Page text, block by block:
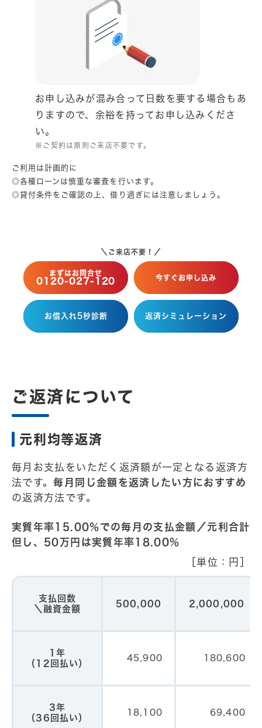
お申し込みが混み合って日数を要する場合もあ
りますので、余裕を持ってお申し込みくださ
い。
※ご契約は原則ご来店不要です。
ご利用は計画的に
◎各種ローンは慎重な審査を行います。
◎貸付条件をご確認の上、借り過ぎには注意しましょう。
＼ご来店不要！／
まずはお問合せ
0120-027-120 今すぐお申し込み
お借入れ5秒診断 返済シミュレーション
ご返済について
元利均等返済
毎月お支払をいただく返済額が一定となる返済方
法です。毎月同じ金額を返済したい方におすすめ
の返済方法です。
実質年率15.00%での毎月の支払金額／元利合計
但し、50万円は実質年率18.00%
［単位：円］
支払回数
＼融資金額
500,000 2,000,000
1年
（12回払い）
45,900 180,600
3年
（36回払い）
18,100 69,400